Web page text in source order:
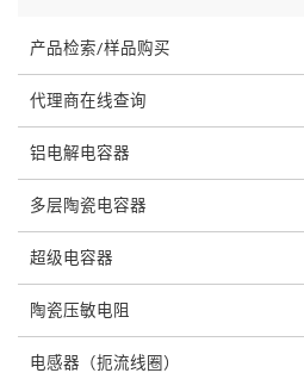
产品检索/样品购买
代理商在线查询
铝电解电容器
多层陶瓷电容器
超级电容器
陶瓷压敏电阻
电感器（扼流线圈）